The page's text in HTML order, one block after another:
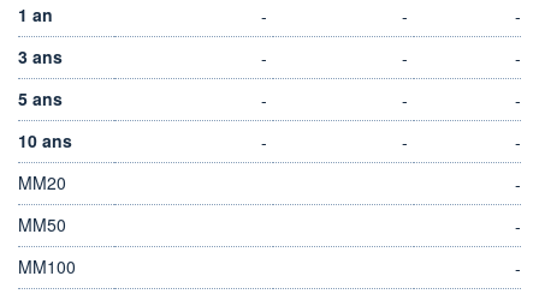
1 an
- -
-
3 ans
- -
-
5 ans
- -
-
10 ans
- -
-
MM20
-
MM50
-
MM100
-